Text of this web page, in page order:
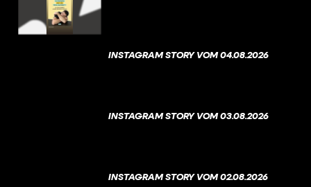
INSTAGRAM STORY VOM 04.08.2026
INSTAGRAM STORY VOM 03.08.2026
INSTAGRAM STORY VOM 02.08.2026